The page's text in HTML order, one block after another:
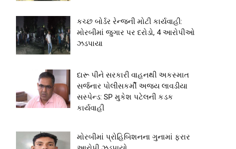
કચ્છ બોર્ડર રેન્જની મોટી કાર્યવાહી:
મોરબીમાં જુગાર પર દરોડો, 4 આરોપીઓ
ઝડપાયા
દારૂ પીને સરકારી વાહનથી અકસ્માત
સર્જનાર પોલીસકર્મી અજય લાવડીયા
સસ્પેન્ડ: SP મુકેશ પટેલની કડક
કાર્યવાહી
મોરબીમાં પ્રોહિબિશનના ગુનામાં ફરાર